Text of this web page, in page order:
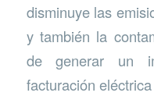
disminuye las
y también la
de generar un
facturación